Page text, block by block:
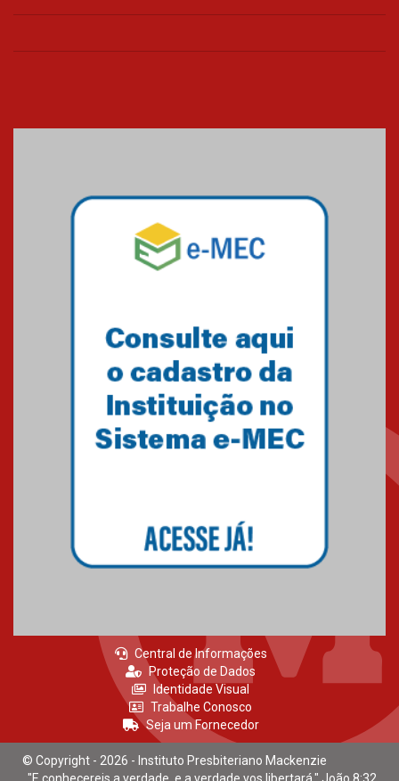
Central de Informações
Proteção de Dados
Identidade Visual
Trabalhe Conosco
Seja um Fornecedor
© Copyright - 2026 - Instituto Presbiteriano Mackenzie